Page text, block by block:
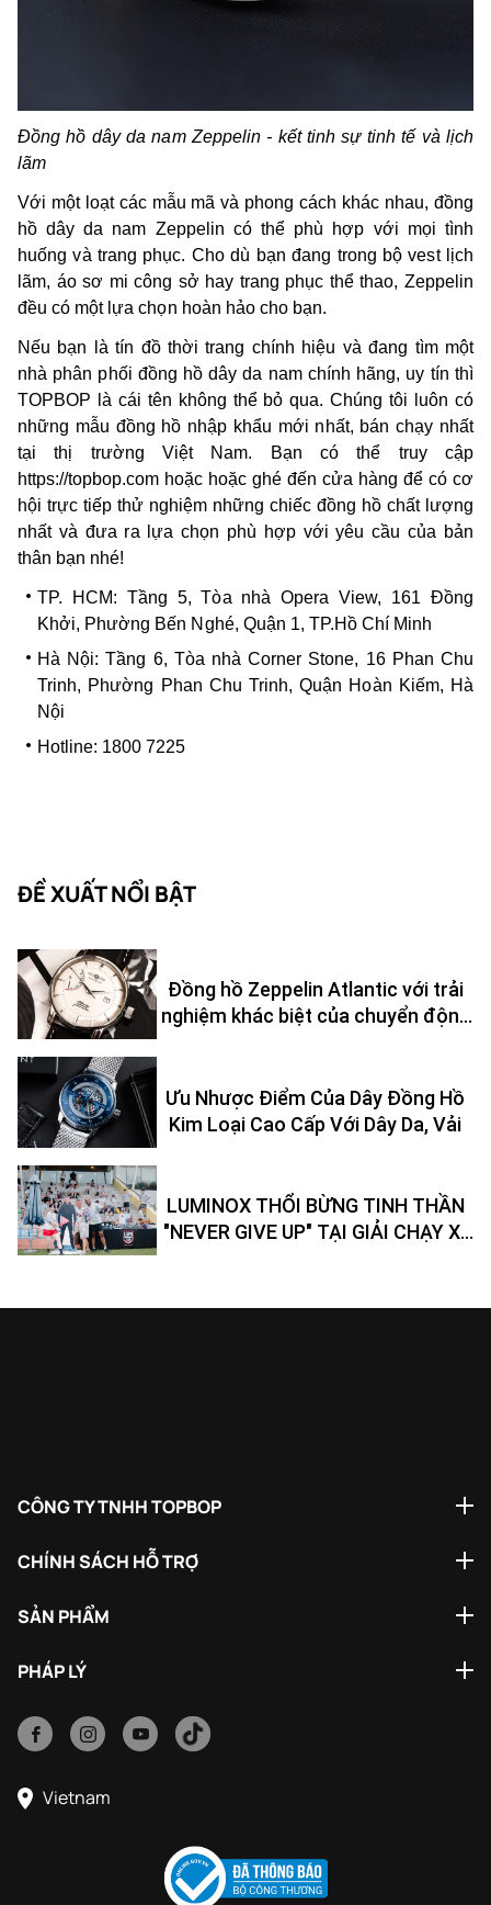
Đồng hồ dây da nam Zeppelin - kết tinh sự tinh tế và lịch
lãm
Với một loạt các mẫu mã và phong cách khác nhau, đồng
hồ dây da nam Zeppelin có thể phù hợp với mọi tình
huống và trang phục. Cho dù bạn đang trong bộ vest lịch
lãm, áo sơ mi công sở hay trang phục thể thao, Zeppelin
đều có một lựa chọn hoàn hảo cho bạn.
Nếu bạn là tín đồ thời trang chính hiệu và đang tìm một
nhà phân phối đồng hồ dây da nam chính hãng, uy tín thì
TOPBOP là cái tên không thể bỏ qua. Chúng tôi luôn có
những mẫu đồng hồ nhập khẩu mới nhất, bán chạy nhất
tại thị trường Việt Nam. Bạn có thể truy cập
https://topbop.com hoặc hoặc ghé đến cửa hàng để có cơ
hội trực tiếp thử nghiệm những chiếc đồng hồ chất lượng
nhất và đưa ra lựa chọn phù hợp với yêu cầu của bản
thân bạn nhé!
TP. HCM: Tầng 5, Tòa nhà Opera View, 161 Đồng
Khởi, Phường Bến Nghé, Quận 1, TP.Hồ Chí Minh
Hà Nội: Tầng 6, Tòa nhà Corner Stone, 16 Phan Chu
Trinh, Phường Phan Chu Trinh, Quận Hoàn Kiếm, Hà
Nội
Hotline: 1800 7225
ĐỀ XUẤT NỔI BẬT
Đồng hồ Zeppelin Atlantic với trải
nghiệm khác biệt của chuyển động
Ưu Nhược Điểm Của Dây Đồng Hồ
Kim Loại Cao Cấp Với Dây Da, Vải
LUMINOX THỔI BỪNG TINH THẦN
"NEVER GIVE UP" TẠI GIẢI CHẠY X-
CÔNG TY TNHH TOPBOP
CHÍNH SÁCH HỖ TRỢ
SẢN PHẨM
PHÁP LÝ
Vietnam